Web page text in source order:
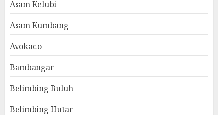
Asam Kelubi
Asam Kumbang
Avokado
Bambangan
Belimbing Buluh
Belimbing Hutan